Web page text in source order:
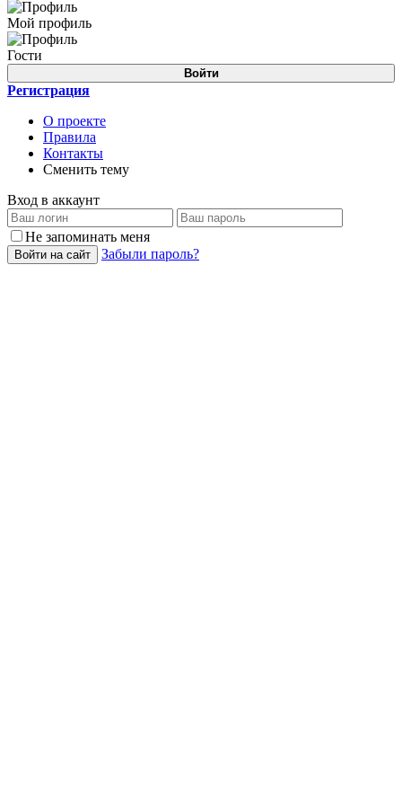
Мой профиль
Гости
Войти
Регистрация
О проекте
Правила
Контакты
Сменить тему
Вход в аккаунт
Не запоминать меня
Войти на сайт Забыли пароль?